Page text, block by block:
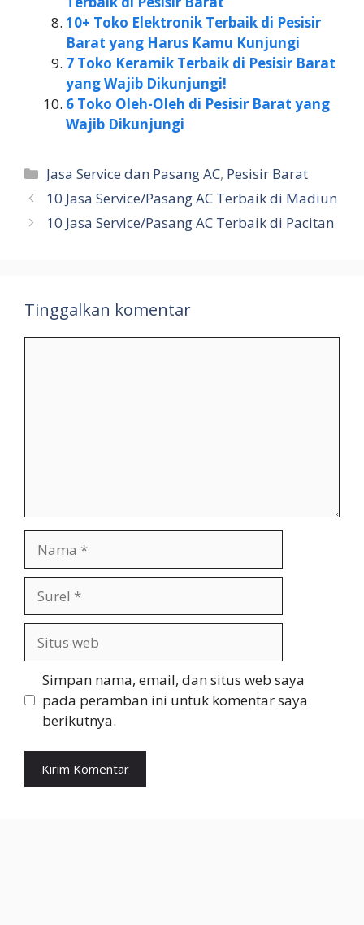
10+ Toko Elektronik Terbaik di Pesisir
Barat yang Harus Kamu Kunjungi
7 Toko Keramik Terbaik di Pesisir Barat
yang Wajib Dikunjungi!
6 Toko Oleh-Oleh di Pesisir Barat yang
Wajib Dikunjungi
Kategori
Jasa Service dan Pasang AC, Pesisir Barat
10 Jasa Service/Pasang AC Terbaik di Madiun
10 Jasa Service/Pasang AC Terbaik di Pacitan
Tinggalkan komentar
web
Simpan nama, email, dan situs web saya
pada peramban ini untuk komentar saya
berikutnya.